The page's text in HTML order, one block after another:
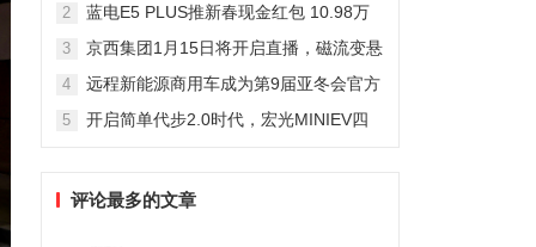
2
蓝电E5 PLUS推新春现金红包 10.98万
3
京西集团1月15日将开启直播，磁流变悬
4
远程新能源商用车成为第9届亚冬会官方
线
5
开启简单代步2.0时代，宏光MINIEV四
评论最多的文章